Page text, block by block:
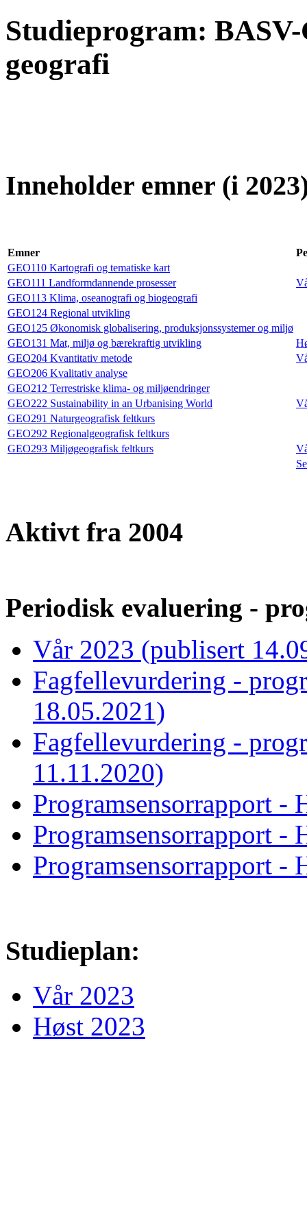
Studieprogram:
geografi
Inneholder emner (i
Emner
GEO110 Kartografi og tematiske kart
GEO111 Landformdannende prosesser
GEO113 Klima, oseanografi og biogeografi
GEO124 Regional utvikling
GEO125 Økonomisk globalisering, produksjonssystemer og miljø
GEO131 Mat, miljø og bærekraftig utvikling
GEO204 Kvantitativ metode
GEO206 Kvalitativ analyse
GEO212 Terrestriske klima- og miljøendringer
GEO222 Sustainability in an Urbanising World
GEO291 Naturgeografisk feltkurs
GEO292 Regionalgeografisk feltkurs
GEO293 Miljøgeografisk feltkurs
Aktivt fra 2004
Periodisk evaluering -
Vår 2023 (publisert
Fagfellevurdering -
18.05.2021)
Fagfellevurdering -
11.11.2020)
Programsensorrapport -
Programsensorrapport -
Programsensorrapport -
Studieplan:
Vår 2023
Høst 2023